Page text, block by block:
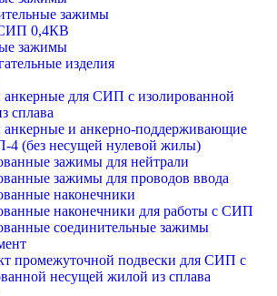
зажимы
0,4КВ
зажимы
изделия
для СИП с изолированной
сплава
и анкерно-поддерживающие
4 (без несущей нулевой жилы)
зажимы для нейтрали
зажимы для проводов ввода
наконечники
наконечники для работы с СИП
соединительные зажимы
промежуточной подвески для СИП с
несущей жилой из сплава